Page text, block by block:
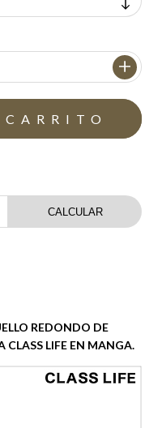
CALCULAR
REDONDO DE
CLASS LIFE EN MANGA.